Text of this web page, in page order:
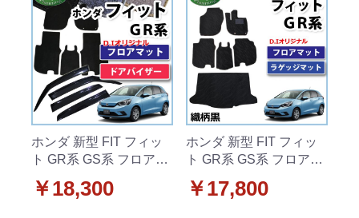
ホンダ 新型 FIT フィッ
ト GR系 GS系 フロアマ
ット DXシリーズ 社外新
￥18,300
ホンダ 新型 FIT フィッ
ト GR系 GS系 フロアマ
セット 織柄黒 社外新品
￥17,800